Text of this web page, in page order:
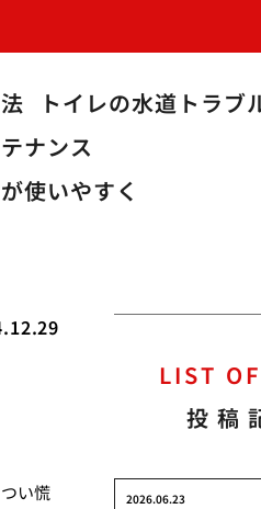
トイレの水道トラブ
ナンス
使いやすく
い慌
LIST
投稿
2026.06.23